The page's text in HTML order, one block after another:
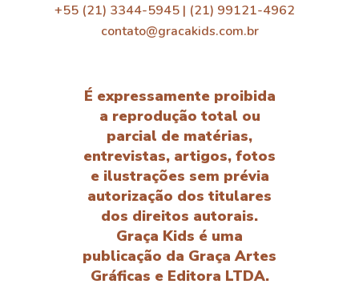
+55 (21) 3344-5945 | (21) 99121-4962
contato@gracakids.com.br
É expressamente proibida
a reprodução total ou
parcial de matérias,
entrevistas, artigos, fotos
e ilustrações sem prévia
autorização dos titulares
dos direitos autorais.
Graça Kids é uma
publicação da Graça Artes
Gráficas e Editora LTDA.